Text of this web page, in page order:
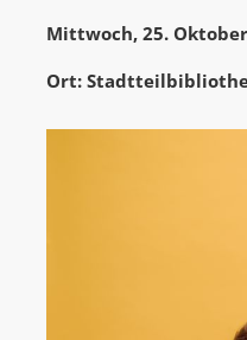
Mittwoch, 25. Oktober
Ort: